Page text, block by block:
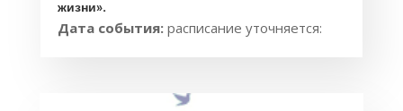
жизни».
Дата события: расписание уточняется: